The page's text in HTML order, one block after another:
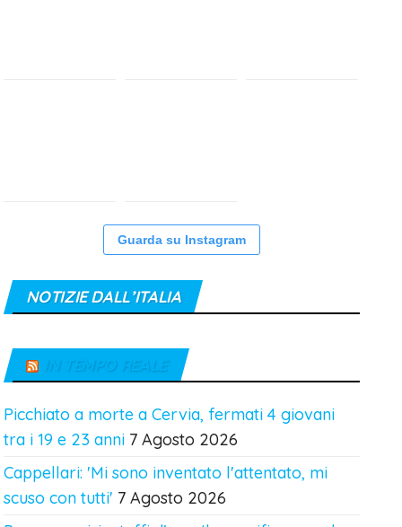
Guarda su Instagram
NOTIZIE DALL’ITALIA
IN TEMPO REALE
Picchiato a morte a Cervia, fermati 4 giovani
tra i 19 e 23 anni 7 Agosto 2026
Cappellari: 'Mi sono inventato l'attentato, mi
scuso con tutti' 7 Agosto 2026